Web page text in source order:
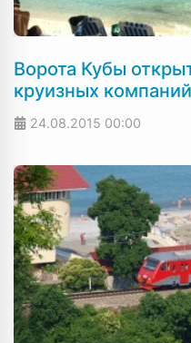
Ворота Кубы
круизных компаний
24.08.2015 00:00